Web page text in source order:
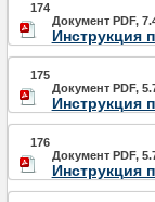
174
Документ PDF,
Инструкция
175
Документ PDF,
Инструкция
176
Документ PDF,
Инструкция